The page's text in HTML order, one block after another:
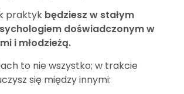
praktyk będziesz w stałym
doświadczonym w
i młodzieżą.
to nie wszystko; w trakcie
się między innymi: